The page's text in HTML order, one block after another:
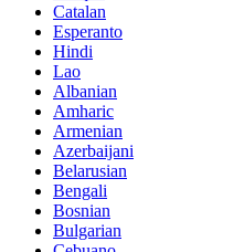
Catalan
Esperanto
Hindi
Lao
Albanian
Amharic
Armenian
Azerbaijani
Belarusian
Bengali
Bosnian
Bulgarian